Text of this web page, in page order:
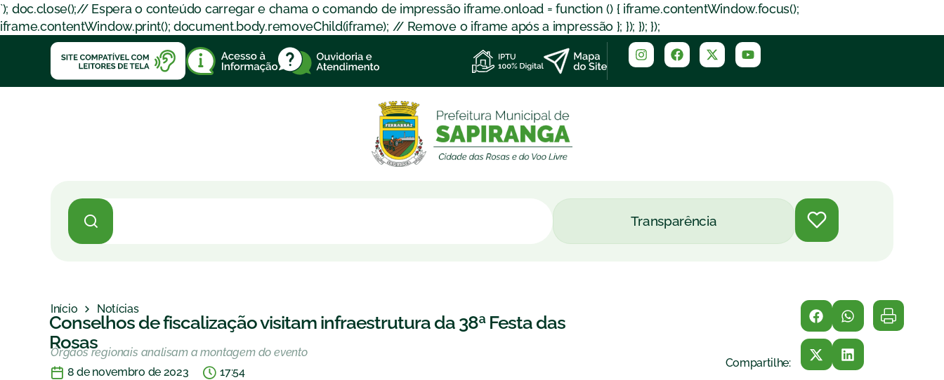
`); doc.close();// Espera o conteúdo carregar e chama o comando de impressão iframe.onload = function () { iframe.contentWindow.focus();
iframe.contentWindow.print(); document.body.removeChild(iframe); // Remove o iframe após a impressão }; }); }); });
Transparência
Início Notícias
Conselhos de fiscalização visitam infraestrutura da 38ª Festa das
Rosas
Órgãos regionais analisam a montagem do evento
8 de novembro de 2023
17:54
Compartilhe: